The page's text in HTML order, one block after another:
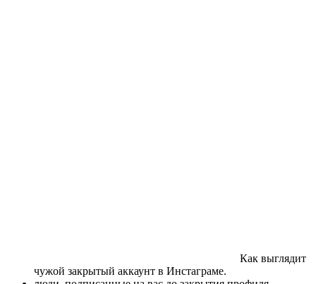
Как выглядит
чужой закрытый аккаунт в Инстаграме.